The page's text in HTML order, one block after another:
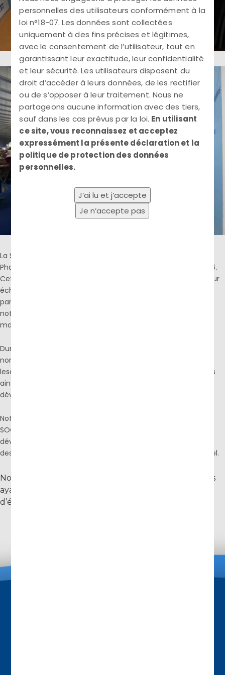
La SOCOTHYD a eu le plaisir de participer au salon Hidhab
Pharm Expo 2026, organisé à Sétif du 30 Avril au 02 Mai 2026.
Cet événement a constitué une excellente opportunité pour
échanger avec les différents acteurs du secteur
parapharmaceutique et industriel, ainsi que pour présenter
notre savoir-faire et nos solutions adaptées aux besoins du
marché.
Durant ces trois journées, notre équipe a accueilli de
nombreux visiteurs, partenaires et professionnels, avec
lesquels nous avons partagé notre expérience, nos activités
ainsi que notre engagement envers la qualité et le
développement continu.
Notre participation à ce salon reflète la volonté de la
SOCOTHYD de renforcer sa présence dans le secteur,
développer de nouvelles collaborations et rester à l’écoute
des évolutions du marché parapharmaceutique et industriel.
Nous remercions chaleureusement tous les visiteurs
ayant pris le temps de découvrir notre stand et
d’échanger avec notre équipe.
personnelles des utilisateurs conformément à la
loi n°18-07. Les données sont collectées
uniquement à des fins précises et légitimes,
avec le consentement de l’utilisateur, tout en
garantissant leur exactitude, leur confidentialité
et leur sécurité. Les utilisateurs disposent du
droit d’accéder à leurs données, de les rectifier
ou de s’opposer à leur traitement. Nous ne
partageons aucune information avec des tiers,
sauf dans les cas prévus par la loi. En utilisant
ce site, vous reconnaissez et acceptez
expressément la présente déclaration et la
politique de protection des données
personnelles.